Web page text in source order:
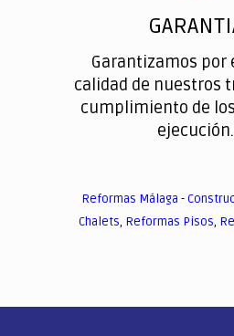
Garantizamos por
calidad de nuestros
cumplimiento de
ejecución.
Reformas Málaga -
Chalets, Reformas Pisos,